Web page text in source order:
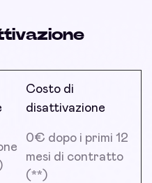
Costo di
disattivazione
0€ dopo i primi 12
mesi di contratto
(**)